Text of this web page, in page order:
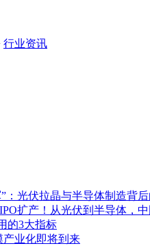
行业资讯
：光伏拉晶与半导体制造背
扩产！从光伏到半导体，
的3大指标
产业化即将到来